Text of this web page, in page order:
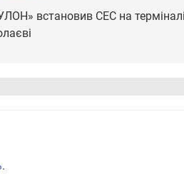
встановив СЕС на
.